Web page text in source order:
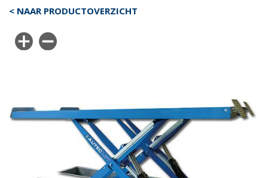
< NAAR PRODUCTOVERZICHT